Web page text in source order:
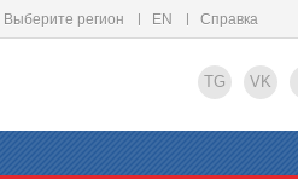
Выберите регион EN Справка
TG VK